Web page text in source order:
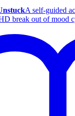
A self-guided
break out of mood